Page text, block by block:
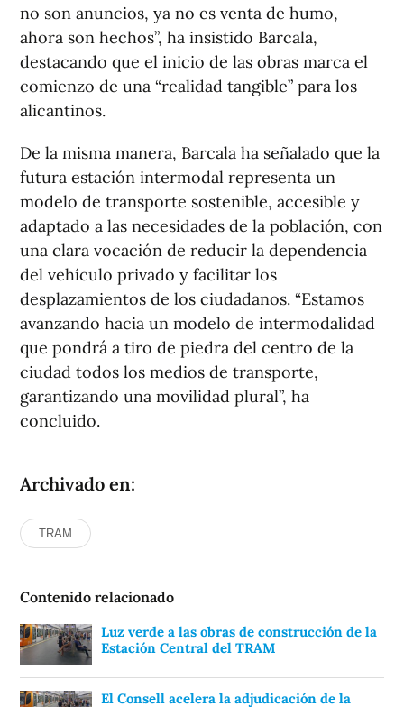
no son anuncios, ya no es venta de humo,
ahora son hechos”, ha insistido Barcala,
destacando que el inicio de las obras marca el
comienzo de una “realidad tangible” para los
alicantinos.
De la misma manera, Barcala ha señalado que la
futura estación intermodal representa un
modelo de transporte sostenible, accesible y
adaptado a las necesidades de la población, con
una clara vocación de reducir la dependencia
del vehículo privado y facilitar los
desplazamientos de los ciudadanos. “Estamos
avanzando hacia un modelo de intermodalidad
que pondrá a tiro de piedra del centro de la
ciudad todos los medios de transporte,
garantizando una movilidad plural”, ha
concluido.
Archivado en:
TRAM
Contenido relacionado
Luz verde a las obras de construcción de la
Estación Central del TRAM
El Consell acelera la adjudicación de la